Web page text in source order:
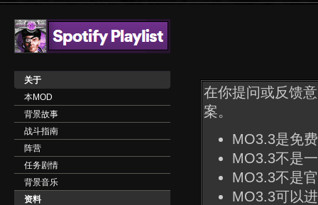
关于
本MOD
背景故事
战斗指南
阵营
任务剧情
背景音乐
资料
在你提问或反馈
案。
MO3.3是免
MO3.3不是
MO3.3不是
MO3.3可以